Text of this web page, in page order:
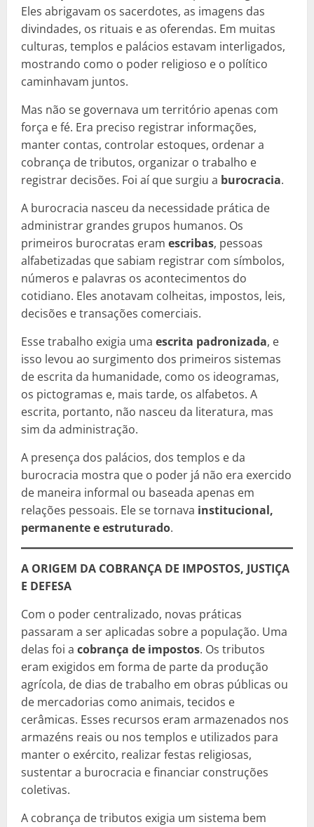
Eles abrigavam os sacerdotes, as imagens das
divindades, os rituais e as oferendas. Em muitas
culturas, templos e palácios estavam interligados,
mostrando como o poder religioso e o político
caminhavam juntos.
Mas não se governava um território apenas com
força e fé. Era preciso registrar informações,
manter contas, controlar estoques, ordenar a
cobrança de tributos, organizar o trabalho e
registrar decisões. Foi aí que surgiu a burocracia.
A burocracia nasceu da necessidade prática de
administrar grandes grupos humanos. Os
primeiros burocratas eram escribas, pessoas
alfabetizadas que sabiam registrar com símbolos,
números e palavras os acontecimentos do
cotidiano. Eles anotavam colheitas, impostos, leis,
decisões e transações comerciais.
Esse trabalho exigia uma escrita padronizada, e
isso levou ao surgimento dos primeiros sistemas
de escrita da humanidade, como os ideogramas,
os pictogramas e, mais tarde, os alfabetos. A
escrita, portanto, não nasceu da literatura, mas
sim da administração.
A presença dos palácios, dos templos e da
burocracia mostra que o poder já não era exercido
de maneira informal ou baseada apenas em
relações pessoais. Ele se tornava institucional,
permanente e estruturado.
A ORIGEM DA COBRANÇA DE IMPOSTOS, JUSTIÇA
E DEFESA
Com o poder centralizado, novas práticas
passaram a ser aplicadas sobre a população. Uma
delas foi a cobrança de impostos. Os tributos
eram exigidos em forma de parte da produção
agrícola, de dias de trabalho em obras públicas ou
de mercadorias como animais, tecidos e
cerâmicas. Esses recursos eram armazenados nos
armazéns reais ou nos templos e utilizados para
manter o exército, realizar festas religiosas,
sustentar a burocracia e financiar construções
coletivas.
A cobrança de tributos exigia um sistema bem